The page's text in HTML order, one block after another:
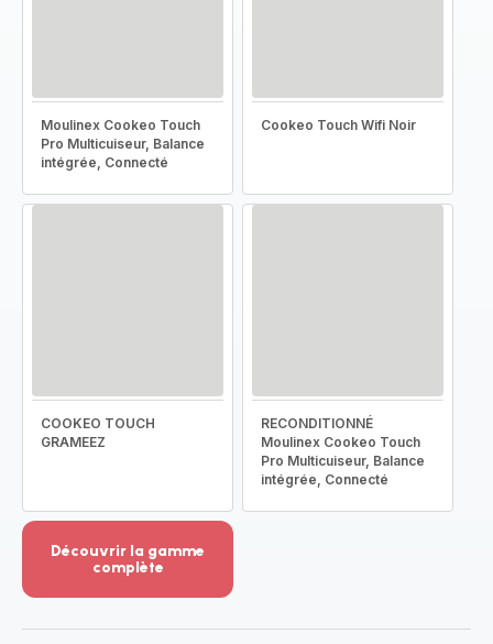
Moulinex Cookeo Touch
Pro Multicuiseur, Balance
intégrée, Connecté
Cookeo Touch Wifi Noir
COOKEO TOUCH
GRAMEEZ
RECONDITIONNÉ
Moulinex Cookeo Touch
Pro Multicuiseur, Balance
intégrée, Connecté
Découvrir la gamme
complète
-